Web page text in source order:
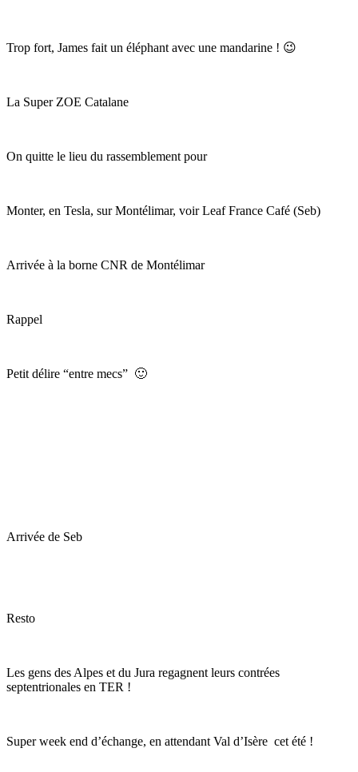
Trop fort, James fait un éléphant avec une mandarine ! 😉
La Super ZOE Catalane
On quitte le lieu du rassemblement pour
Monter, en Tesla, sur Montélimar, voir Leaf France Café (Seb)
Arrivée à la borne CNR de Montélimar
Rappel
Petit délire “entre mecs” 🙂
Arrivée de Seb
Resto
Les gens des Alpes et du Jura regagnent leurs contrées
septentrionales en TER !
Super week end d’échange, en attendant Val d’Isère cet été !